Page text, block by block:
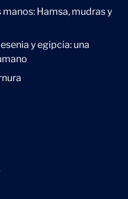
Hamsa, mudras y
y egipcia: una